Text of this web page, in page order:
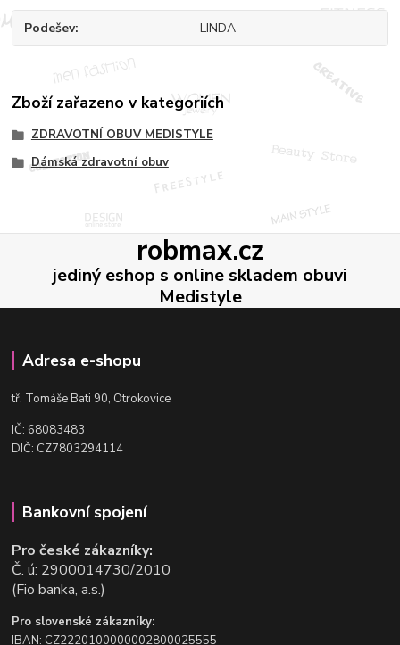
Podešev LINDA
Zboží zařazeno v kategoriích
ZDRAVOTNÍ OBUV MEDISTYLE
Dámská zdravotní obuv
robmax.cz
jediný eshop s online skladem obuvi
Medistyle
Adresa e-shopu
tř. Tomáše Bati 90, Otrokovice
IČ: 68083483
DIČ: CZ7803294114
Bankovní spojení
Pro české zákazníky:
Č. ú: 2900014730/2010
(Fio banka, a.s.)
Pro slovenské zákazníky:
IBAN: CZ2220100000002800025555